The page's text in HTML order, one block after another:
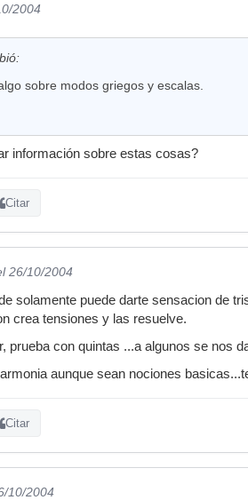
2004
sobre modos griegos y escalas.
información sobre estas cosas?
Citar
26/10/2004
solamente puede darte sensacion de
crea tensiones y las resuelve.
prueba con quintas ...a algunos se nos
aunque sean nociones
Citar
10/2004